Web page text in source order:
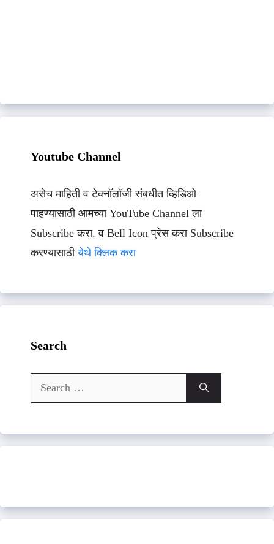
Youtube Channel
असेच माहिती व टेक्नॉलॉजी संबधीत व्हिडिओ
पाहण्यासाठी आमच्या YouTube Channel ला
Subscribe करा. व Bell Icon प्रेस करा Subscribe
करण्यासाठीयेथे क्लिक करा
Search
Search
for: